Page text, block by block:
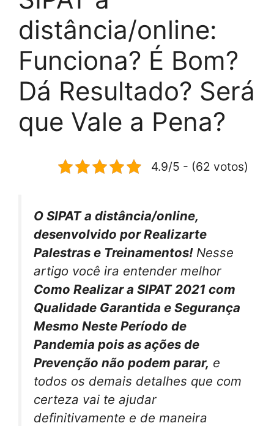
distância/online:
Funciona? É Bom?
Dá Resultado? Será
que Vale a Pena?
4.9/5 - (62 votos)
O SIPAT a distância/online,
desenvolvido por Realizarte
Palestras e Treinamentos! Nesse
artigo você ira entender melhor
Como Realizar a SIPAT 2021 com
Qualidade Garantida e Segurança
Mesmo Neste Período de
Pandemia pois as ações de
Prevenção não podem parar, e
todos os demais detalhes que com
certeza vai te ajudar
definitivamente e de maneira